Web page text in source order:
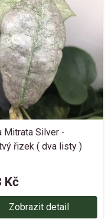
Mitrata Silver -
řizek ( dva listy )
Kč
Zobrazit detail